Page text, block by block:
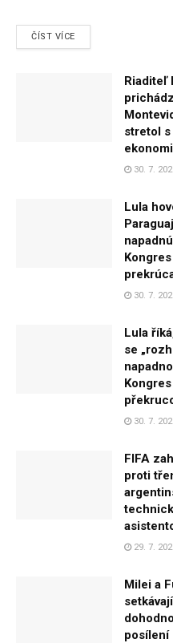
ČÍST VÍCEDETAILS
Riaditeľ
stretol s
30. 7.
Lula
30. 7.
Lula
se
30. 7.
FIFA
proti
29. 7.
Milei a
posílení